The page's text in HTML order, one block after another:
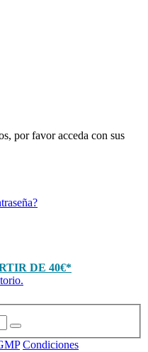
por favor acceda con sus
DE 40€*
Condiciones